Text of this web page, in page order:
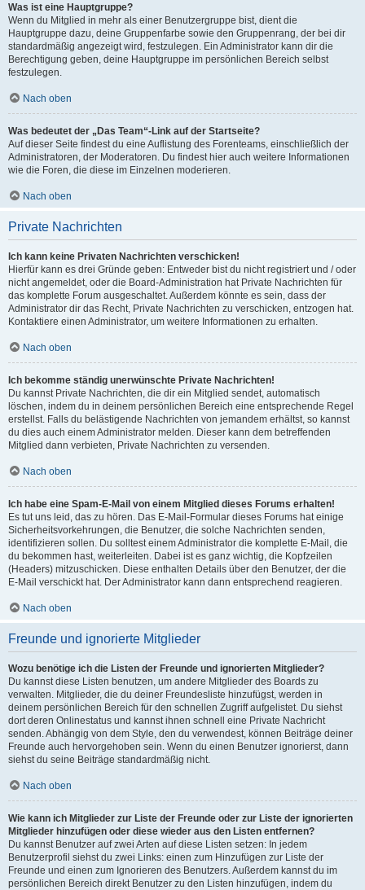
Was ist eine Hauptgruppe?
Wenn du Mitglied in mehr als einer Benutzergruppe bist, dient die
Hauptgruppe dazu, deine Gruppenfarbe sowie den Gruppenrang, der bei dir
standardmäßig angezeigt wird, festzulegen. Ein Administrator kann dir die
Berechtigung geben, deine Hauptgruppe im persönlichen Bereich selbst
festzulegen.
Nach oben
Was bedeutet der „Das Team“-Link auf der Startseite?
Auf dieser Seite findest du eine Auflistung des Forenteams, einschließlich der
Administratoren, der Moderatoren. Du findest hier auch weitere Informationen
wie die Foren, die diese im Einzelnen moderieren.
Nach oben
Private Nachrichten
Ich kann keine Privaten Nachrichten verschicken!
Hierfür kann es drei Gründe geben: Entweder bist du nicht registriert und / oder
nicht angemeldet, oder die Board-Administration hat Private Nachrichten für
das komplette Forum ausgeschaltet. Außerdem könnte es sein, dass der
Administrator dir das Recht, Private Nachrichten zu verschicken, entzogen hat.
Kontaktiere einen Administrator, um weitere Informationen zu erhalten.
Nach oben
Ich bekomme ständig unerwünschte Private Nachrichten!
Du kannst Private Nachrichten, die dir ein Mitglied sendet, automatisch
löschen, indem du in deinem persönlichen Bereich eine entsprechende Regel
erstellst. Falls du belästigende Nachrichten von jemandem erhältst, so kannst
du dies auch einem Administrator melden. Dieser kann dem betreffenden
Mitglied dann verbieten, Private Nachrichten zu versenden.
Nach oben
Ich habe eine Spam-E-Mail von einem Mitglied dieses Forums erhalten!
Es tut uns leid, das zu hören. Das E-Mail-Formular dieses Forums hat einige
Sicherheitsvorkehrungen, die Benutzer, die solche Nachrichten senden,
identifizieren sollen. Du solltest einem Administrator die komplette E-Mail, die
du bekommen hast, weiterleiten. Dabei ist es ganz wichtig, die Kopfzeilen
(Headers) mitzuschicken. Diese enthalten Details über den Benutzer, der die
E-Mail verschickt hat. Der Administrator kann dann entsprechend reagieren.
Nach oben
Freunde und ignorierte Mitglieder
Wozu benötige ich die Listen der Freunde und ignorierten Mitglieder?
Du kannst diese Listen benutzen, um andere Mitglieder des Boards zu
verwalten. Mitglieder, die du deiner Freundesliste hinzufügst, werden in
deinem persönlichen Bereich für den schnellen Zugriff aufgelistet. Du siehst
dort deren Onlinestatus und kannst ihnen schnell eine Private Nachricht
senden. Abhängig von dem Style, den du verwendest, können Beiträge deiner
Freunde auch hervorgehoben sein. Wenn du einen Benutzer ignorierst, dann
siehst du seine Beiträge standardmäßig nicht.
Nach oben
Wie kann ich Mitglieder zur Liste der Freunde oder zur Liste der ignorierten
Mitglieder hinzufügen oder diese wieder aus den Listen entfernen?
Du kannst Benutzer auf zwei Arten auf diese Listen setzen: In jedem
Benutzerprofil siehst du zwei Links: einen zum Hinzufügen zur Liste der
Freunde und einen zum Ignorieren des Benutzers. Außerdem kannst du im
persönlichen Bereich direkt Benutzer zu den Listen hinzufügen, indem du